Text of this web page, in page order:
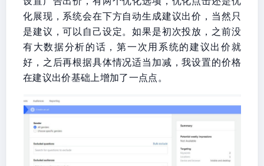
化展现，系统会在下方自动生成建议出价，当然只
是建议，可以自己设定。如果是初次投放，之前没
有大数据分析的话，第一次用系统的建议出价就
好，之后再根据具体情况适当加减，我设置的价格
在建议出价基础上增加了一点点。